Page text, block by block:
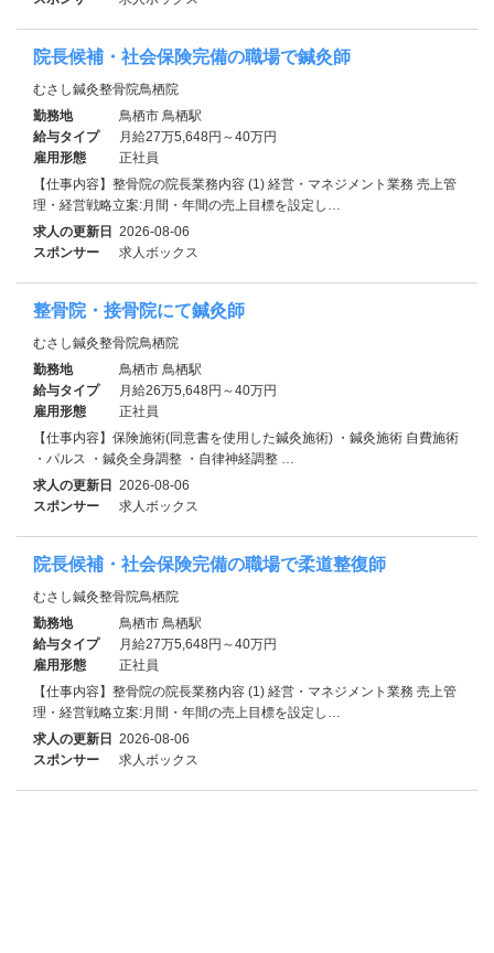
院長候補・社会保険完備の職場で鍼灸師
むさし鍼灸整骨院鳥栖院
勤務地
鳥栖市 鳥栖駅
給与タイプ
月給27万5,648円～40万円
雇用形態
正社員
【仕事内容】整骨院の院長業務内容 (1) 経営・マネジメント業務 売上管
理・経営戦略立案:月間・年間の売上目標を設定し…
求人の更新日 2026-08-06
スポンサー
求人ボックス
整骨院・接骨院にて鍼灸師
むさし鍼灸整骨院鳥栖院
勤務地
鳥栖市 鳥栖駅
給与タイプ
月給26万5,648円～40万円
雇用形態
正社員
【仕事内容】保険施術(同意書を使用した鍼灸施術) ・鍼灸施術 自費施術
・パルス ・鍼灸全身調整 ・自律神経調整 …
求人の更新日 2026-08-06
スポンサー
求人ボックス
院長候補・社会保険完備の職場で柔道整復師
むさし鍼灸整骨院鳥栖院
勤務地
鳥栖市 鳥栖駅
給与タイプ
月給27万5,648円～40万円
雇用形態
正社員
【仕事内容】整骨院の院長業務内容 (1) 経営・マネジメント業務 売上管
理・経営戦略立案:月間・年間の売上目標を設定し…
求人の更新日 2026-08-06
スポンサー
求人ボックス